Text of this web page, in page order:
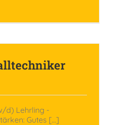
d) Lehrling -
Gutes [...]